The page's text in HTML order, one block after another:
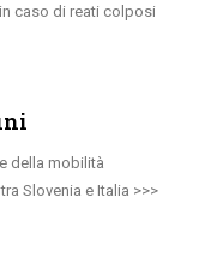
caso di reati colposi
della mobilità
Slovenia e Italia